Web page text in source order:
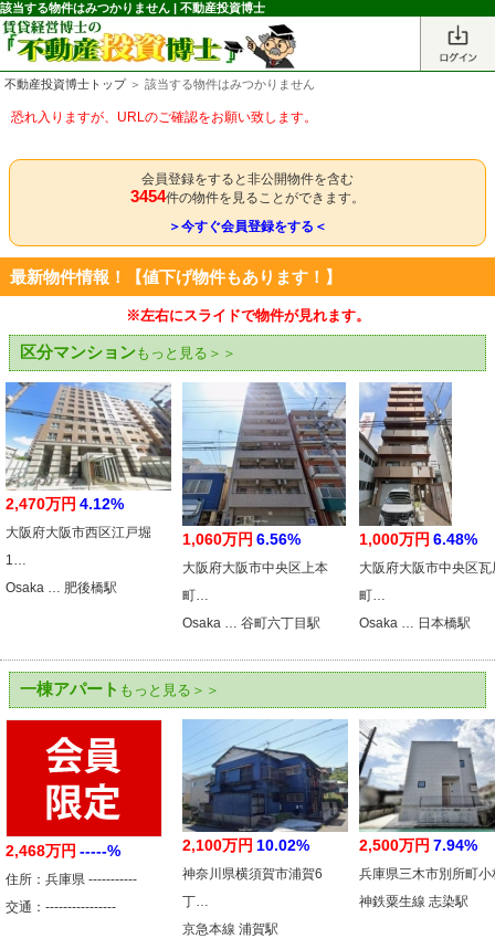
該当する物件はみつかりません | 不動産投資博士
不動産投資博士トップ＞ 該当する物件はみつかりません
恐れ入りますが、URLのご確認をお願い致します。
会員登録をすると非公開物件を含む
3454件の物件を見ることができます。
＞今すぐ会員登録をする＜
最新物件情報！【値下げ物件もあります！】
※左右にスライドで物件が見れます。
区分マンションもっと見る＞＞
2,470万円 4.12%
大阪府大阪市西区江戸堀
1…
Osaka … 肥後橋駅
1,060万円 6.56%
大阪府大阪市中央区上本
町…
Osaka … 谷町六丁目駅
1,000万円 6.48%
大阪府大阪市中央区瓦
町…
Osaka … 日本橋駅
一棟アパート もっと見る＞＞
2,468万円 -----%
住所：兵庫県 -----------
交通：----------------
2,100万円 10.02%
神奈川県横須賀市浦賀6
丁…
京急本線 浦賀駅
2,500万円 7.94%
兵庫県三木市別所町小
神鉄粟生線 志染駅